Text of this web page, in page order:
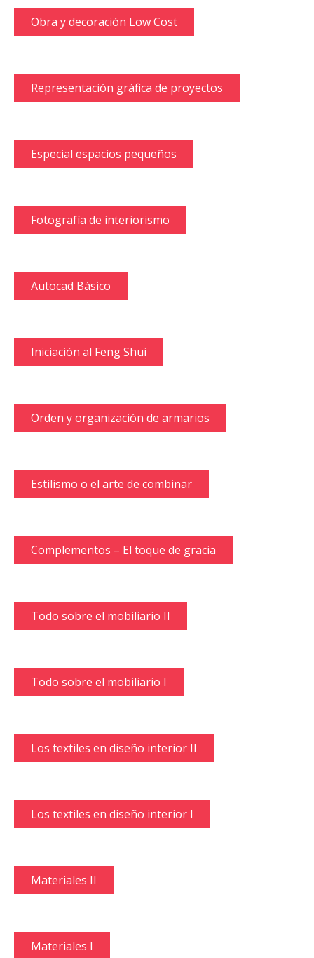
Obra y decoración Low Cost
Representación gráfica de proyectos
Especial espacios pequeños
Fotografía de interiorismo
Autocad Básico
Iniciación al Feng Shui
Orden y organización de armarios
Estilismo o el arte de combinar
Complementos – El toque de gracia
Todo sobre el mobiliario II
Todo sobre el mobiliario I
Los textiles en diseño interior II
Los textiles en diseño interior I
Materiales II
Materiales I